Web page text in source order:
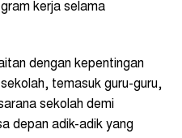
kerja selama
dengan kepentingan
temasuk guru-guru,
sekolah demi
depan adik-adik yang